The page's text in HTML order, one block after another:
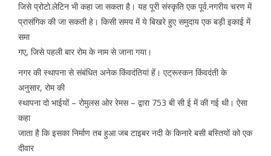
जिसे प्रोटो.लेटिन भी कहा जा सकता है। यह पूरी संस्कृति एक पूर्व.नगरीय चरण में
प्रासंगिक की जा सकती हे। किसी समय में ये बिखरे हुए समुदाय एक बड़ी इकाई में
समा
गए, जिसे पहली बार रोम के नाम से जाना गया।
नगर की स्थापना से संबंधित अनेक किंवदंतियां हें। एट्रूस्कन किंवदंती के
अनुसार, रोम की
स्थापना दो भाईयों – रोमुलस ओर रेमस – द्वारा 753 बी सी ई में की गई थी। ऐसा
कहा
जाता है कि इसका निर्माण तब हुआ जब टाइबर नदी के किनारे बसी बस्तियों को एक
दीवार